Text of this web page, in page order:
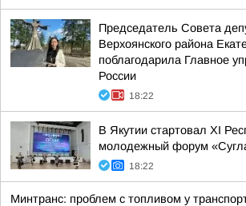
Председатель Совета
Верхоянского района
поблагодарила Главное
России
18:22
В Якутии стартовал XI
молодежный форум
18:22
Минтранс: проблем с топливом у